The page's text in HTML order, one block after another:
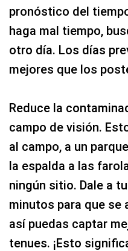
pronóstico del
haga mal tiempo,
otro día. Los días
mejores que los
Reduce la
campo de visión.
al campo, a un
la espalda a las
ningún sitio. Dale a
minutos para que se
así puedas captar
tenues. ¡Esto